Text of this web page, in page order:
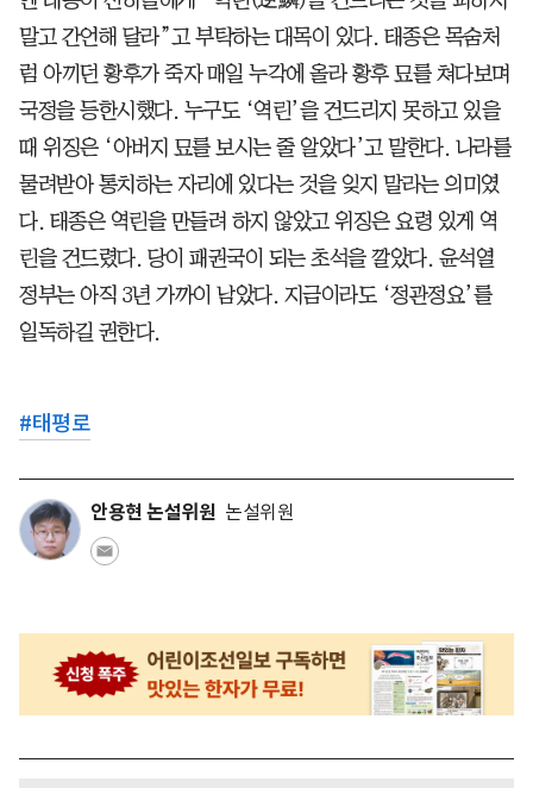
말고 간언해 달라”고 부탁하는 대목이 있다. 태종은 목숨처
럼 아끼던 황후가 죽자 매일 누각에 올라 황후 묘를 쳐다보며
국정을 등한시했다. 누구도 ‘역린’을 건드리지 못하고 있을
때 위징은 ‘아버지 묘를 보시는 줄 알았다’고 말한다. 나라를
물려받아 통치하는 자리에 있다는 것을 잊지 말라는 의미였
다. 태종은 역린을 만들려 하지 않았고 위징은 요령 있게 역
린을 건드렸다. 당이 패권국이 되는 초석을 깔았다. 윤석열
정부는 아직 3년 가까이 남았다. 지금이라도 ‘정관정요’를
일독하길 권한다.
#태평로
안용현 논설위원 논설위원